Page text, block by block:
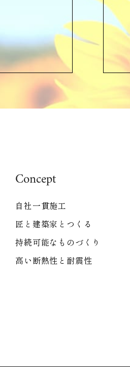
Concept
自社一貫施工
匠と建築家とつくる
持続可能なものづくり
高い断熱性と耐震性